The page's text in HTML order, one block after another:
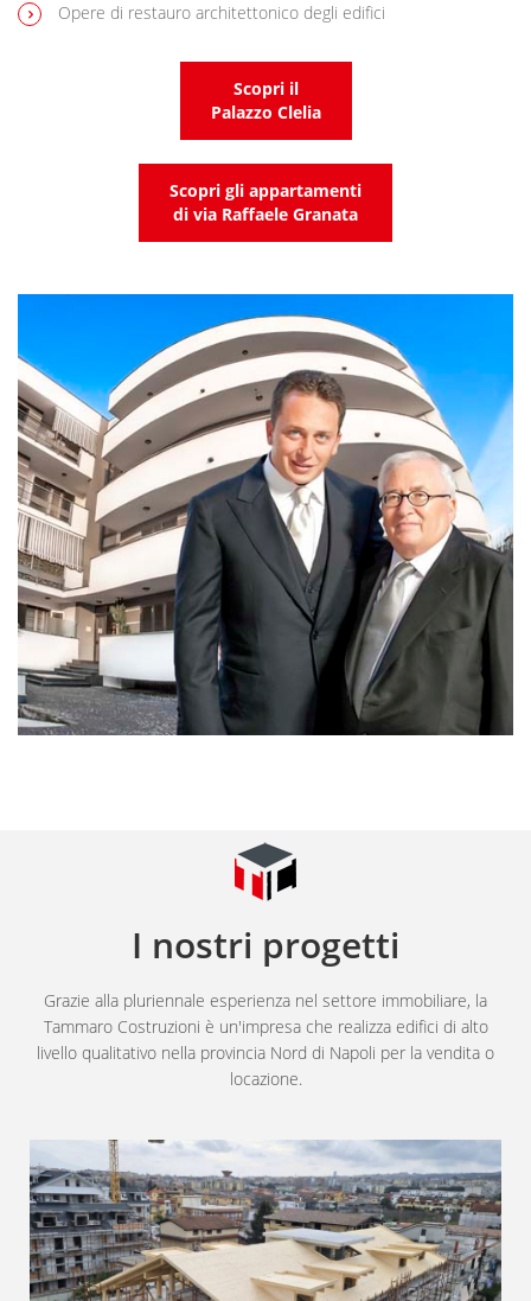
Opere di restauro architettonico degli edifici
Scopri il
Palazzo Clelia
Scopri gli appartamenti
di via Raffaele Granata
I nostri progetti
Grazie alla pluriennale esperienza nel settore immobiliare, la
Tammaro Costruzioni è un'impresa che realizza edifici di alto
livello qualitativo nella provincia Nord di Napoli per la vendita o
locazione.